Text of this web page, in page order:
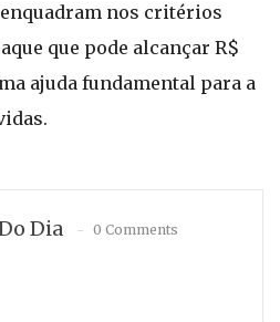
nos critérios
que pode alcançar R$
ajuda fundamental para a
Dia 0 Comments